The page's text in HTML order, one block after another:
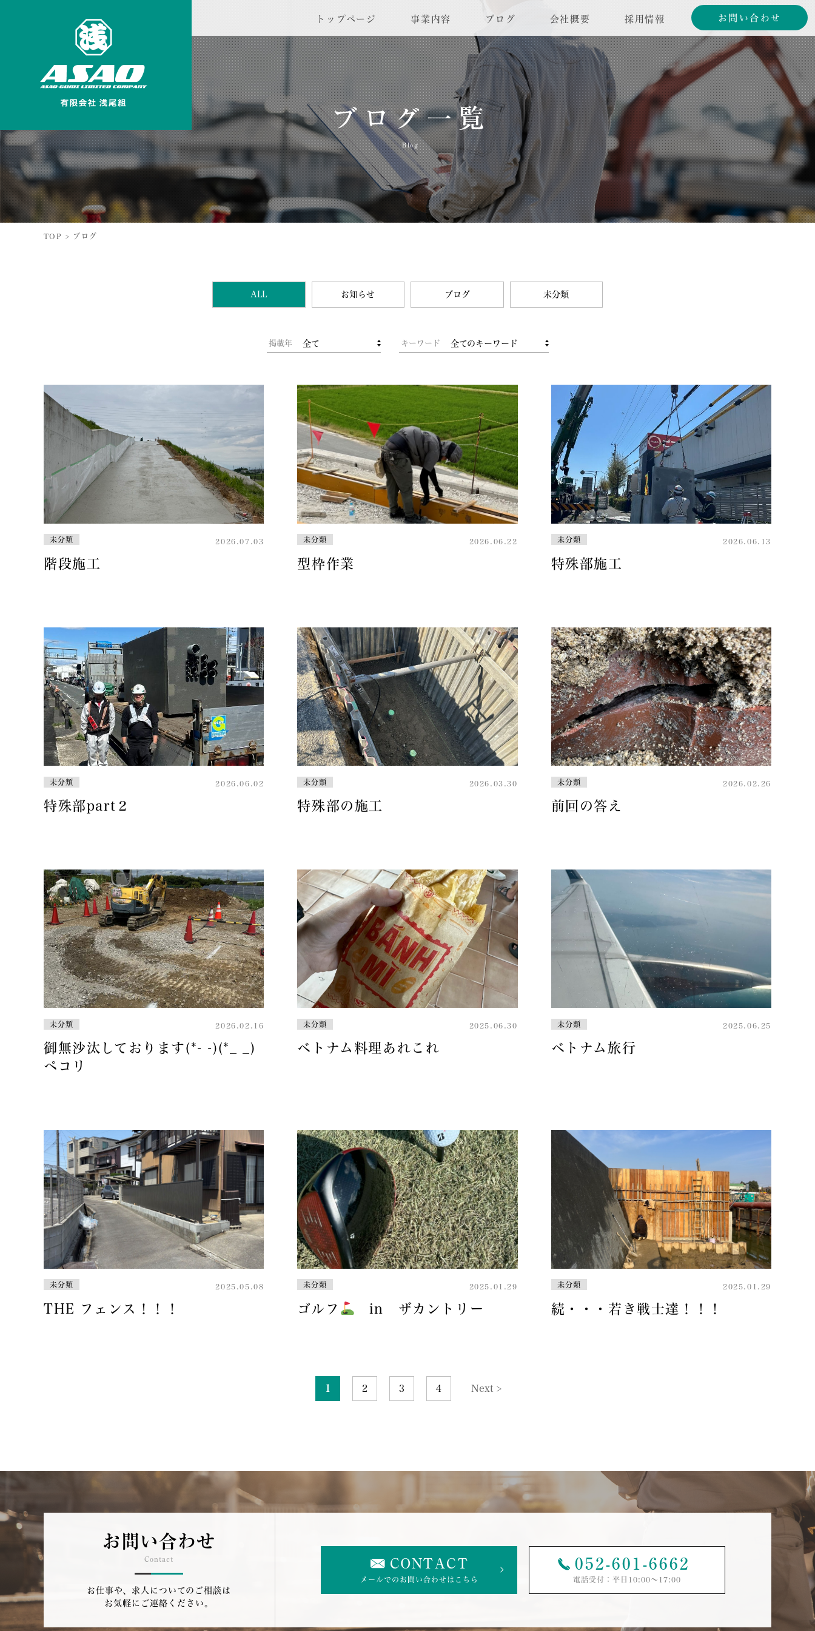
トップページ 事業内容 ブログ 会社概要 採用情報 お問い合わせ
ブログ一覧
Blog
TOP > ブログ
ALL お知らせ ブログ 未分類
掲載年 全て キーワード 全てのキーワード
未分類 2026.07.03
階段施工
未分類 2026.06.22
型枠作業
未分類 2026.06.13
特殊部施工
未分類 2026.06.02
特殊部part２
未分類 2026.03.30
特殊部の施工
未分類 2026.02.26
前回の答え
未分類 2026.02.16
御無沙汰しております(*- -)(*_ _)
ペコリ
未分類 2025.06.30
ベトナム料理あれこれ
未分類 2025.06.25
ベトナム旅行
未分類 2025.05.08
THE フェンス！！！
未分類 2025.01.29
ゴルフ in ザカントリー
未分類 2025.01.29
続・・・若き戦士達！！！
2 3 4 Next >
お問い合わせ
Contact
お仕事や、求人についてのご相談は
お気軽にご連絡ください。
CONTACT
メールでのお問い合わせはこちら
052-601-6662
電話受付：平日10:00〜17:00